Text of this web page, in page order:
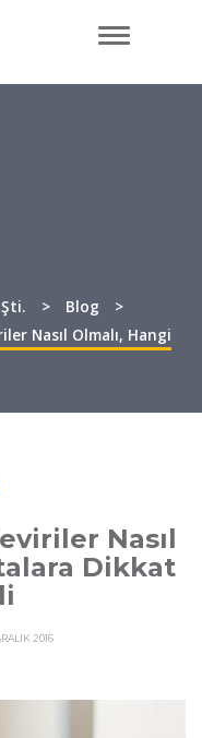
> Blog
>
Nasıl Olmalı, Hangi
Nasıl
Dikkat
2016